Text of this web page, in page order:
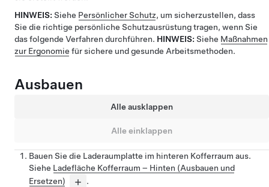
HINWEIS: Siehe Persönlicher Schutz, um sicherzustellen, dass
Sie die richtige persönliche Schutzausrüstung tragen, wenn Sie
das folgende Verfahren durchführen. HINWEIS: Siehe Maßnahmen
zur Ergonomie für sichere und gesunde Arbeitsmethoden.
Ausbauen
Alle ausklappen
Alle einklappen
Bauen Sie die Laderaumplatte im hinteren Kofferraum aus.
Siehe Ladefläche Kofferraum – Hinten (Ausbauen und
Ersetzen)
.